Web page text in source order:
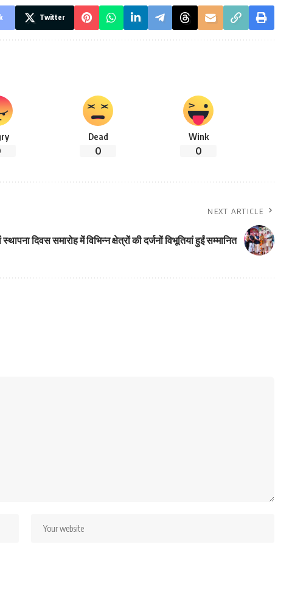
Twitter
Dead
0
Wink
0
NEXT ARTICLE
दिवस समारोह में विभिन्न क्षेत्रों की दर्जनों विभूतियां हुईं सम्मानित